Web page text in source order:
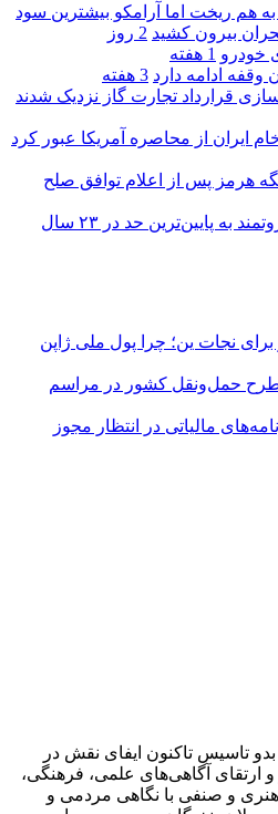
به هم ریخت اما آرامکو بیشترین سود
بیرون کشید 2 روز
خودرو 1 هفته
ادامه دارد 3 هفته
قرارداد تجارت گاز نزدیک شدند
هرمز پس از اعلام توافق صلح
ذخایر نفت کشورهای ثروتمند به پایین‌ترین حد در ۲۳ سال
برای نجات ین؛ چرا پول ملی ژاپن
طرح حمل‌ونقل کشور در مراسم
مالیاتی در انتظار مجوز
تاسیس تاکنون ایفای نقش در
آگاهی‌های علمی، فرهنگی،
و صنفی با نگاهی مردمی و